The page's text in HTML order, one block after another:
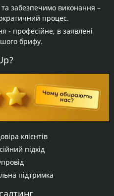
забезпечимо виконання –
процес.
- професійне, в заявлені
брифу.
клієнтів
підхід
підтримка